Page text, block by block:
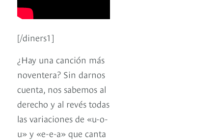
[/diners1]
¿Hay una canción más
noventera? Sin darnos
cuenta, nos sabemos al
derecho y al revés todas
las variaciones de «u-o-
u» y «e-e-a» que canta